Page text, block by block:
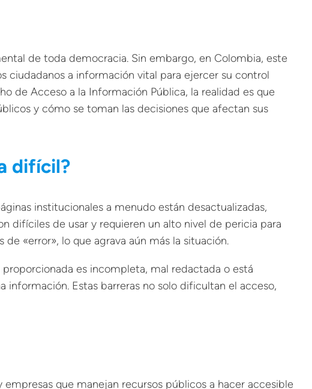
de toda democracia. Sin embargo, en Colombia, este
a información vital para ejercer su control
de Acceso a la Información Pública, la realidad es que
y cómo se toman las decisiones que afectan sus
difícil?
institucionales a menudo están desactualizadas,
difíciles de usar y requieren un alto nivel de pericia para
«error», lo que agrava aún más la situación.
es incompleta, mal redactada o está
Estas barreras no solo dificultan el acceso,
que manejan recursos públicos a hacer accesible